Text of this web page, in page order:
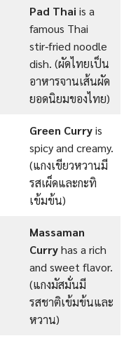
Pad Thai is a
famous Thai
stir‑fried noodle
dish. (ผัดไทยเป็น
อาหารจานเส้นผัด
ยอดนิยมของไทย)
Green Curryis
spicy and creamy.
(แกงเขียวหวานมี
รสเผ็ดและกะทิ
เข้มข้น)
Massaman
Curryhas a rich
and sweet flavor.
(แกงมัสมั่นมี
รสชาติเข้มข้นและ
หวาน)